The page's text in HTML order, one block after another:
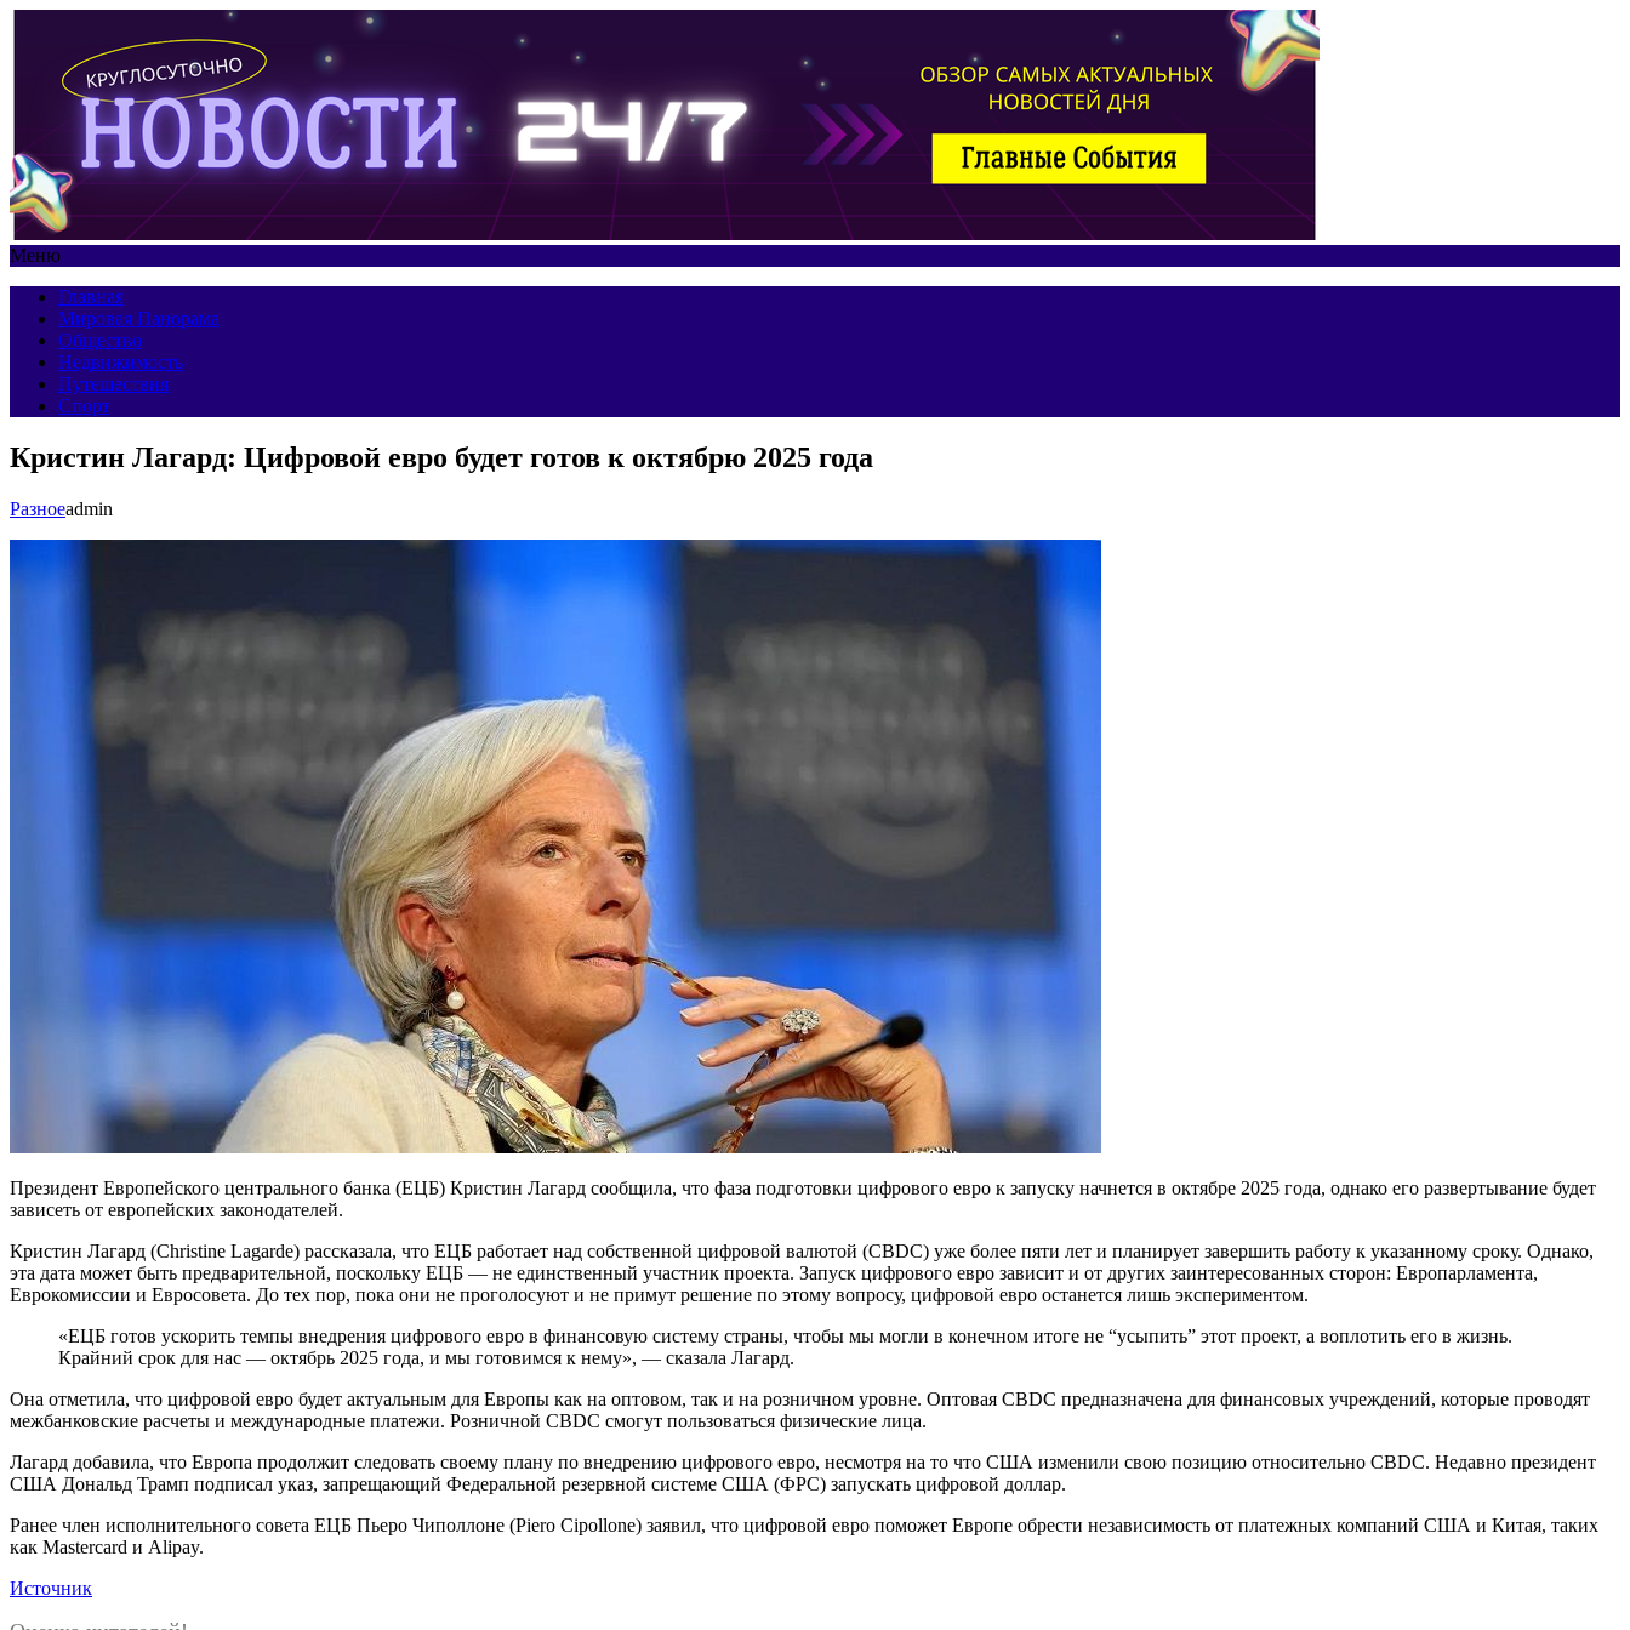
Меню
Главная
Мировая Панорама
Общество
Недвижимость
Путешествия
Спорт
Кристин Лагард: Цифровой евро будет готов к октябрю 2025 года
Разноеadmin
Президент Европейского центрального банка (ЕЦБ) Кристин Лагард сообщила, что фаза подготовки цифрового евро к запуску начнется в октябре 2025 года, однако его развертывание будет
зависеть от европейских законодателей.
Кристин Лагард (Christine Lagarde) рассказала, что ЕЦБ работает над собственной цифровой валютой (CBDC) уже более пяти лет и планирует завершить работу к указанному сроку. Однако,
эта дата может быть предварительной, поскольку ЕЦБ — не единственный участник проекта. Запуск цифрового евро зависит и от других заинтересованных сторон: Европарламента,
Еврокомиссии и Евросовета. До тех пор, пока они не проголосуют и не примут решение по этому вопросу, цифровой евро останется лишь экспериментом.
«ЕЦБ готов ускорить темпы внедрения цифрового евро в финансовую систему страны, чтобы мы могли в конечном итоге не “усыпить” этот проект, а воплотить его в жизнь.
Крайний срок для нас — октябрь 2025 года, и мы готовимся к нему», — сказала Лагард.
Она отметила, что цифровой евро будет актуальным для Европы как на оптовом, так и на розничном уровне. Оптовая CBDC предназначена для финансовых учреждений, которые проводят
межбанковские расчеты и международные платежи. Розничной CBDC смогут пользоваться физические лица.
Лагард добавила, что Европа продолжит следовать своему плану по внедрению цифрового евро, несмотря на то что США изменили свою позицию относительно CBDC. Недавно президент
США Дональд Трамп подписал указ, запрещающий Федеральной резервной системе США (ФРС) запускать цифровой доллар.
Ранее член исполнительного совета ЕЦБ Пьеро Чиполлоне (Piero Cipollone) заявил, что цифровой евро поможет Европе обрести независимость от платежных компаний США и Китая, таких
как Mastercard и Alipay.
Источник